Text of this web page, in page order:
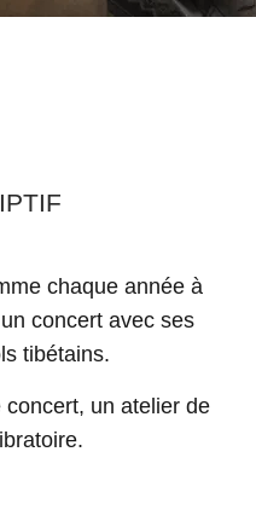
chaque année à
concert avec ses
tibétains.
un atelier de